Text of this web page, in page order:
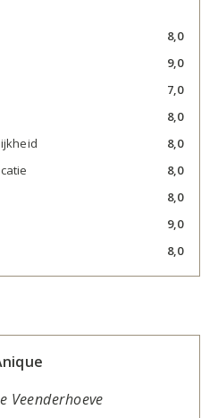
8,0
9,0
7,0
8,0
8,0
8,0
8,0
9,0
8,0
Veenderhoeve